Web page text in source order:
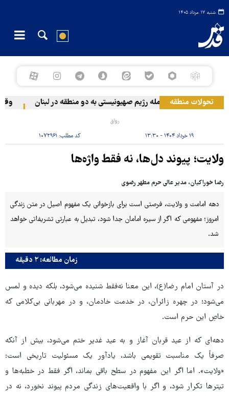
شنبه ۱۷ مرداد ۱۴۰۵
تحولات منطقهحمله رژیم صهیونیستی به دو منطقه در لبنان
رواق
۱۹ خرداد ۱۴۰۴ - ۱۳:۳۰ کد مطلب: ۱۰۷۲۹۶۱
ولایت؛ پیوند دل‌ها، نه فقط واژه‌ها
رضا خوراکیان، مدیر عالی حرم مطهر رضوی
دهه امامت و ولایت، فرصتی است برای بازخوانی یک مفهوم اصیل در متن زندگی
امروز؛ مفهومی که اگر از سیره امامان جدا شود، تبدیل به عبارتی تشریفاتی خواهد
شد.
زمان مطالعه: ۲ دقیقه
در آستان امام رضا(ع)، این معنا نه‌فقط شنیده می‌شود، بلکه دیده و لمس
می‌شود؛ در چهره زائران، در خدمت خادمان، و در مهربانی بی‌کلامی که
خاصِ این حرم است.
دهه‌ای که از عید قربان آغاز و به عید غدیر ختم می‌شود، بیش از آنکه
صرفاً یک مناسبت تقویمی باشد، یادآور یک مسئولیت تاریخی است:
«ولایت». اما اگر این مفهوم در سطح باقی بماند، اگر فقط در خطبه‌ها و
تیترها تکرار شود، و اگر با واقعیت‌های زندگی مردم پیوند نخورد، نه در